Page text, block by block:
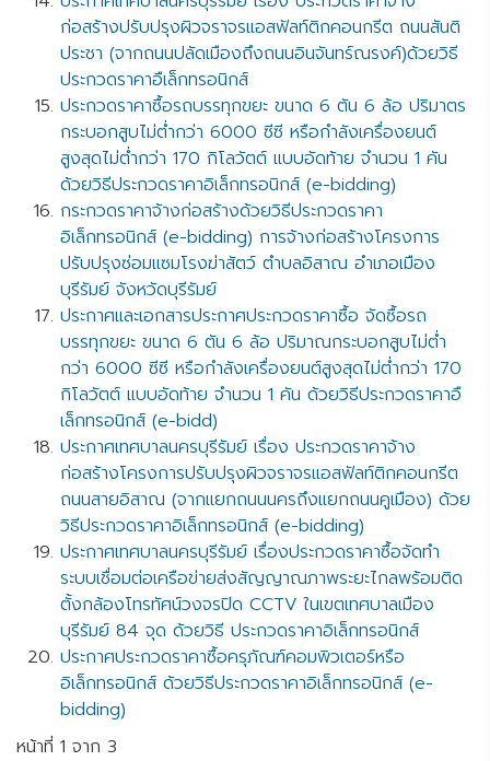
ก่อสร้างปรับปรุงผิวจราจรแอสฟัลท์ติกคอนกรีต ถนนสันติ
ประชา (จากถนนปลัดเมืองถึงถนนอินจันทร์ณรงค์)ด้วยวิธี
ประกวดราคาอืเล็กทรอนิกส์
ประกวดราคาซื้อรถบรรทุกขยะ ขนาด 6 ตัน 6 ล้อ ปริมาตร
กระบอกสูบไม่ต่ำกว่า 6000 ซีซี หรือกำลังเครื่องยนต์
สูงสุดไม่ต่ำกว่า 170 กิโลวัตต์ แบบอัดท้าย จำนวน 1 คัน
ด้วยวิธีประกวดราคาอิเล็กทรอนิกส์ (e-bidding)
กระกวดราคาจ้างก่อสร้างด้วยวิธีประกวดราคา
อิเล็กทรอนิกส์ (e-bidding) การจ้างก่อสร้างโครงการ
ปรับปรุงซ่อมแซมโรงฆ่าสัตว์ ตำบลอิสาณ อำเภอเมือง
บุรีรัมย์ จังหวัดบุรีรัมย์
ประกาศและเอกสารประกาศประกวดราคาซื้อ จัดซื้อรถ
บรรทุกขยะ ขนาด 6 ตัน 6 ล้อ ปริมาณกระบอกสูบไม่ต่ำ
กว่า 6000 ซีซี หรือกำลังเครื่องยนต์สูงสุดไม่ต่ำกว่า 170
กิโลวัตต์ แบบอัดท้าย จำนวน 1 คัน ด้วยวิธีประกวดราคาอื
เล็กทรอนิกส์ (e-bidd)
ประกาศเทศบาลนครบุรีรัมย์ เรื่อง ประกวดราคาจ้าง
ก่อสร้างโครงการปรับปรุงผิวจราจรแอสฟัลท์ติกคอนกรีต
ถนนสายอิสาณ (จากแยกถนนนครถึงแยกถนนคูเมือง) ด้วย
วิธีประกวดราคาอิเล็กทรอนิกส์ (e-bidding)
ประกาศเทศบาลนครบุรีรัมย์ เรื่องประกวดราคาซื้อจัดทำ
ระบบเชื่อมต่อเครือข่ายส่งสัญญาณภาพระยะไกลพร้อมติด
ตั้งกล้องโทรทัศน์วงจรปิด CCTV ในเขตเทศบาลเมือง
บุรีรัมย์ 84 จุด ด้วยวิธี ประกวดราคาอิเล็กทรอนิกส์
ประกาศประกวดราคาซื้อครุภัณฑ์คอมพิวเตอร์หรือ
อิเล็กทรอนิกส์ ด้วยวิธีประกวดราคาอิเล็กทรอนิกส์ (e-
bidding)
หน้าที่ 1 จาก 3